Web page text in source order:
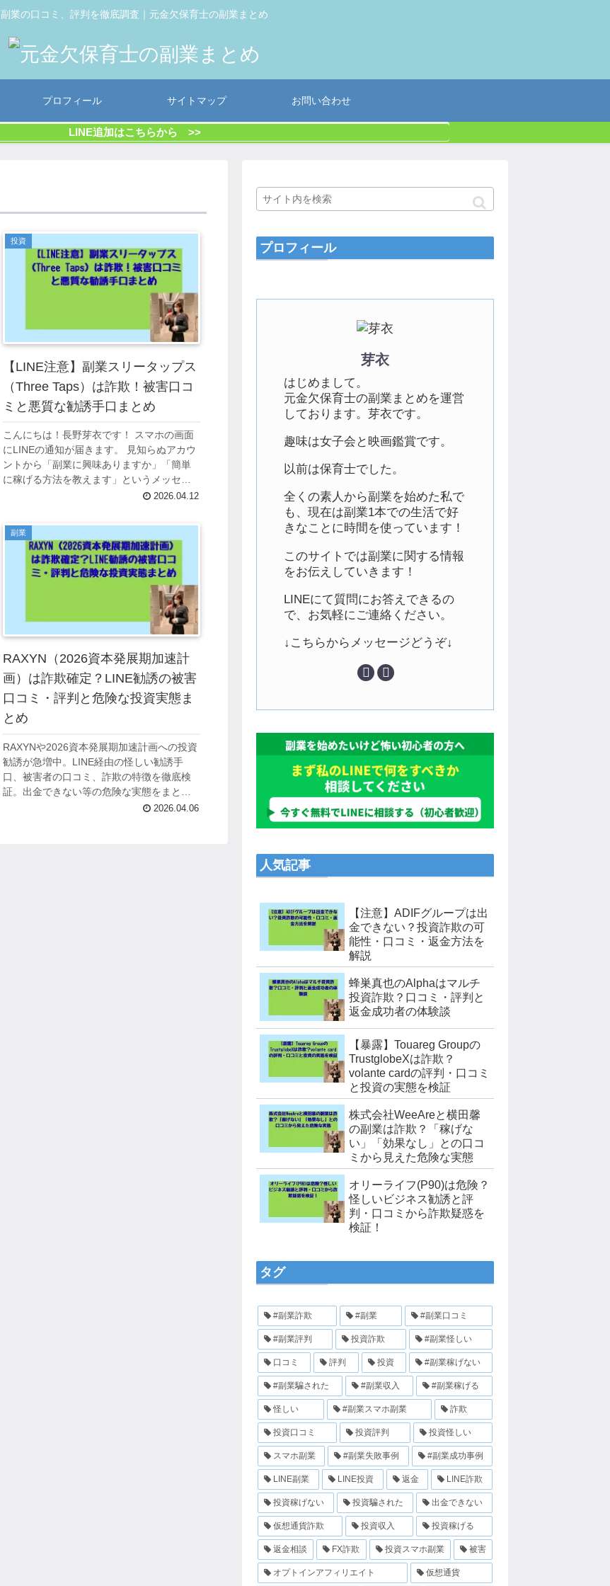
副業の口コミ、評判を徹底調査｜元金欠保育士の副業まとめ
プロフィール サイトマップ お問い合わせ
LINE追加はこちらから >>
投資
【LINE注意】副業スリータップス
（Three Taps）は詐欺！被害口コ
ミと悪質な勧誘手口まとめ
こんにちは！長野芽衣です！ スマホの画面
にLINEの通知が届きます。 見知らぬアカウ
ントから「副業に興味ありますか」「簡単
に稼げる方法を教えます」というメッセー
ジ。 こうした経験を持つ方が急増している
2026.04.12
副業
RAXYN（2026資本発展期加速計
画）は詐欺確定？LINE勧誘の被害
口コミ・評判と危険な投資実態ま
とめ
RAXYNや2026資本発展期加速計画への投資
勧誘が急増中。LINE経由の怪しい勧誘手
口、被害者の口コミ、詐欺の特徴を徹底検
証。出金できない等の危険な実態をまとめ
2026.04.06
プロフィール
芽衣
はじめまして。
元金欠保育士の副業まとめを運営
しております。芽衣です。
趣味は女子会と映画鑑賞です。
以前は保育士でした。
全くの素人から副業を始めた私で
も、現在は副業1本での生活で好
きなことに時間を使っています！
このサイトでは副業に関する情報
をお伝えしていきます！
LINEにて質問にお答えできるの
で、お気軽にご連絡ください。
↓こちらからメッセージどうぞ↓
人気記事
【注意】ADIFグループは出
金できない？投資詐欺の可
能性・口コミ・返金方法を
解説
蜂巣真也のAlphaはマルチ
投資詐欺？口コミ・評判と
返金成功者の体験談
【暴露】Touareg Groupの
TrustglobeXは詐欺？
volante cardの評判・口コミ
と投資の実態を検証
株式会社WeeAreと横田馨
の副業は詐欺？「稼げな
い」「効果なし」との口コ
ミから見えた危険な実態
オリーライフ(P90)は危険？
怪しいビジネス勧誘と評
判・口コミから詐欺疑惑を
検証！
タグ
#副業詐欺 #副業 #副業口コミ
#副業評判 投資詐欺 #副業怪しい
口コミ 評判 投資 #副業稼げない
#副業騙された #副業収入 #副業稼げる
怪しい #副業スマホ副業 詐欺
投資口コミ 投資評判 投資怪しい
スマホ副業 #副業失敗事例 #副業成功事例
LINE副業 LINE投資 返金 LINE詐欺
投資稼げない 投資騙された 出金できない
仮想通貨詐欺 投資収入 投資稼げる
返金相談 FX詐欺 投資スマホ副業 被害
オプトインアフィリエイト 仮想通貨